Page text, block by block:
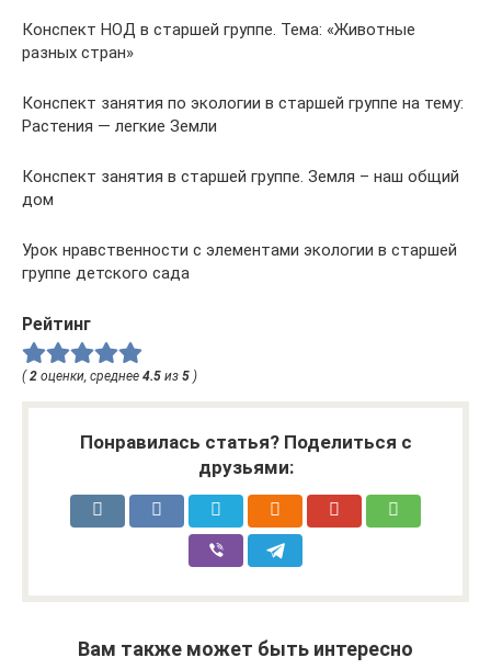
Конспект НОД в старшей группе. Тема: «Животные
разных стран»
Конспект занятия по экологии в старшей группе на тему:
Растения — легкие Земли
Конспект занятия в старшей группе. Земля – наш общий
дом
Урок нравственности с элементами экологии в старшей
группе детского сада
Рейтинг
(2 оценки, среднее 4.5 из 5 )
Понравилась статья? Поделиться с
друзьями:
Вам также может быть интересно